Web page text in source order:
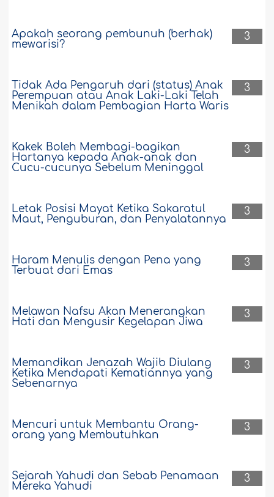
3
Apakah seorang pembunuh (berhak)
mewarisi?
3
Tidak Ada Pengaruh dari (status) Anak
Perempuan atau Anak Laki-Laki Telah
Menikah dalam Pembagian Harta Waris
3
Kakek Boleh Membagi-bagikan
Hartanya kepada Anak-anak dan
Cucu-cucunya Sebelum Meninggal
3
Letak Posisi Mayat Ketika Sakaratul
Maut, Penguburan, dan Penyalatannya
3
Haram Menulis dengan Pena yang
Terbuat dari Emas
3
Melawan Nafsu Akan Menerangkan
Hati dan Mengusir Kegelapan Jiwa
3
Memandikan Jenazah Wajib Diulang
Ketika Mendapati Kematiannya yang
Sebenarnya
3
Mencuri untuk Membantu Orang-
orang yang Membutuhkan
3
Sejarah Yahudi dan Sebab Penamaan
Mereka Yahudi